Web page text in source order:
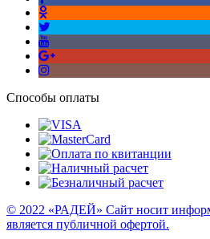
Способы оплаты
© 2022 «РАДЕЙ» Сайт носит
является публичной офертой.